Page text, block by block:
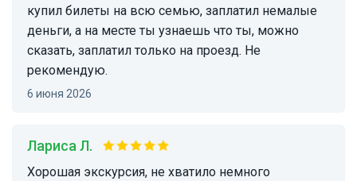
купил билеты на всю семью, заплатил немалые
деньги, а на месте ты узнаешь что ты, можно
сказать, заплатил только на проезд. Не
рекомендую.
6 июня 2026
Лариса Л.
Хорошая экскурсия, не хватило немного